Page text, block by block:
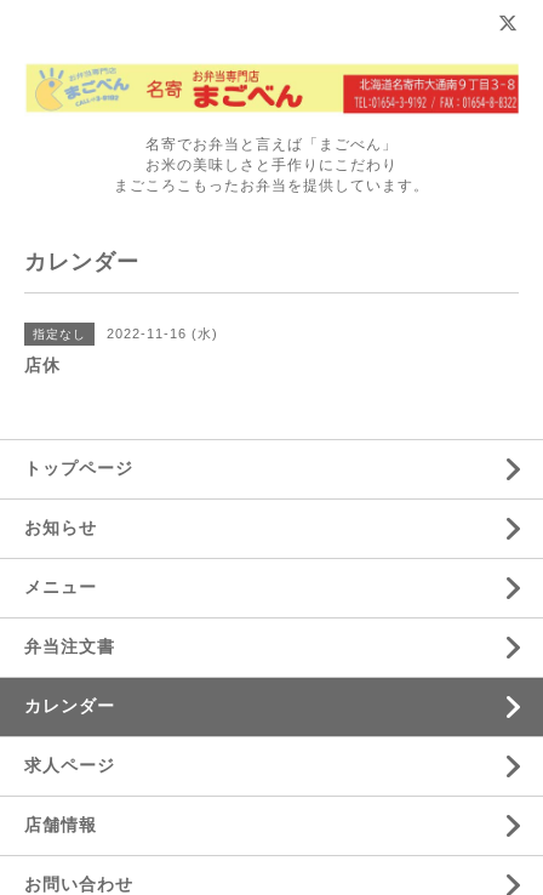
名寄でお弁当と言えば「まごべん」
お米の美味しさと手作りにこだわり
まごころこもったお弁当を提供しています。
カレンダー
指定なし 2022-11-16 (水)
店休
トップページ
お知らせ
メニュー
弁当注文書
カレンダー
求人ページ
店舗情報
お問い合わせ